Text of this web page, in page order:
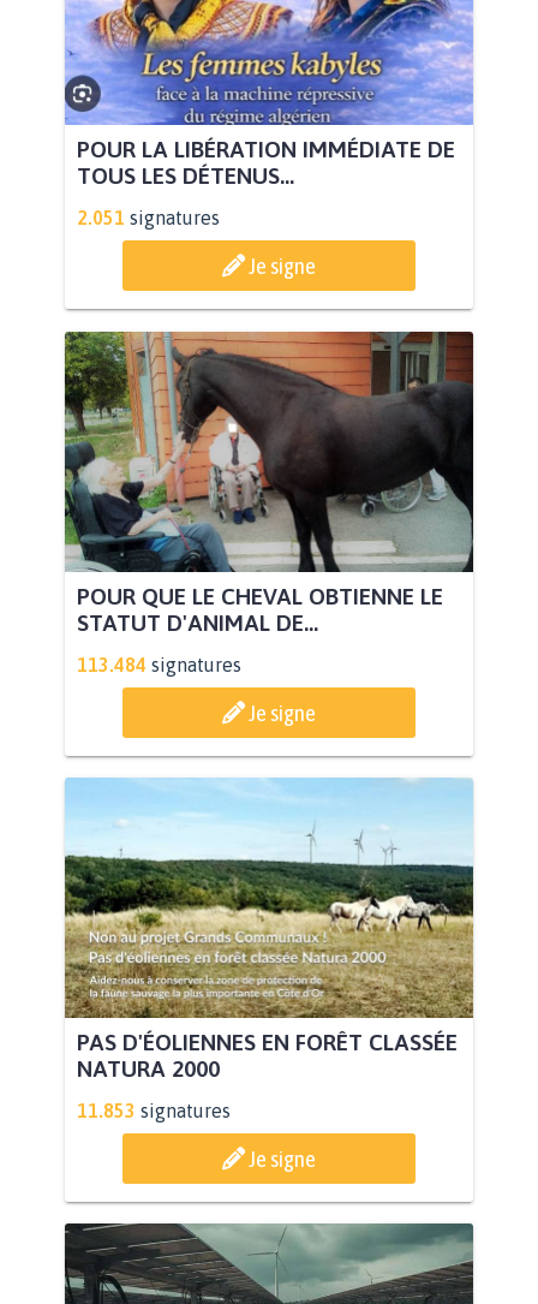
POUR LA LIBÉRATION IMMÉDIATE DE
TOUS LES DÉTENUS...
2.051 signatures
Je signe
POUR QUE LE CHEVAL OBTIENNE LE
STATUT D'ANIMAL DE...
113.484 signatures
Je signe
PAS D'ÉOLIENNES EN FORÊT CLASSÉE
NATURA 2000
11.853 signatures
Je signe